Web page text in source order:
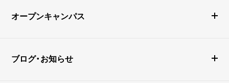
オープンキャンパス
ブログ・お知らせ